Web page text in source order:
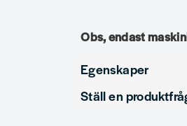
Obs, endast
Egenskaper
Drivmedel
Ställ en